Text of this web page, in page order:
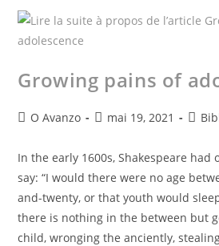
Growing pains of
O Avanzo mai 19, 2021
In the early 1600s, Shakespeare had
say: “I would there were no age
and-twenty, or that youth would
there is nothing in the between but
child, wronging the anciently,